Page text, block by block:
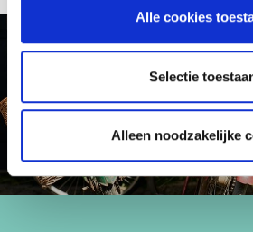
Alle cookies
Selectie
Alleen noodzakelijke
Volg Trendyard